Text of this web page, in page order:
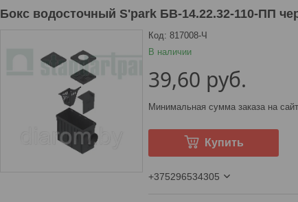
Бокс водосточный S'park БВ-14.22.32-110-ПП
В наличии
Код: 817008-Ч
39,60 руб.
Минимальная сумма заказа на
Купить
+375296534305